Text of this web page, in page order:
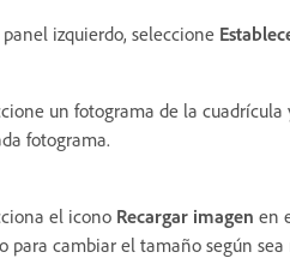
panel izquierdo, seleccione
un fotograma de la cuadrícula
fotograma.
el icono Recargar imagen en
para cambiar el tamaño según sea